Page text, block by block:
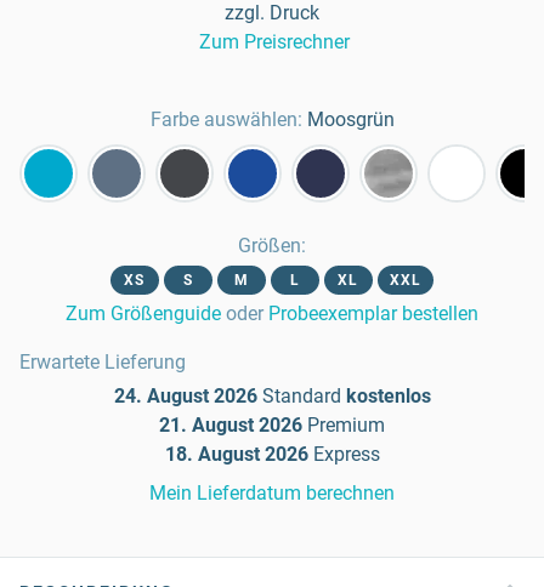
zzgl. Druck
Zum Preisrechner
Farbe auswählen: Moosgrün
Größen:
XS S M L XL XXL
Zum Größenguide oder Probeexemplar bestellen
Erwartete Lieferung
24. August 2026 Standard kostenlos
21. August 2026 Premium
18. August 2026 Express
Mein Lieferdatum berechnen